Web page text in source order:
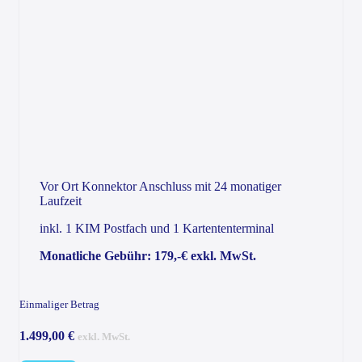
Vor Ort Konnektor Anschluss mit 24 monatiger
Laufzeit
inkl. 1 KIM Postfach und 1 Kartententerminal
Monatliche Gebühr: 179,-€ exkl. MwSt.
Einmaliger Betrag
1.499,00 € exkl. MwSt.